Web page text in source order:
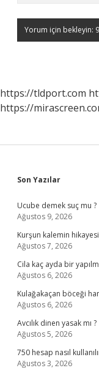
https://tldport.com
https://
Sidebar
Son Yazılar
Ucube demek suç mu ?
Ağustos 9, 2026
Kurşun kalemin
Ağustos 7, 2026
Cila kaç ayda bir
Ağustos 6, 2026
Kulağakaçan böceği
Ağustos 6, 2026
Avcılık dinen yasak mı ?
Ağustos 5, 2026
750 hesap nasıl
Ağustos 3, 2026